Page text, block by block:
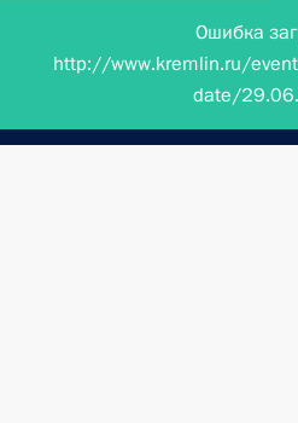
Президент России
http://www.kremlin.ru/
date/